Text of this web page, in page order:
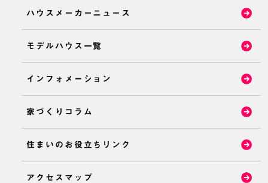
ハウスメーカーニュース
モデルハウス一覧
インフォメーション
家づくりコラム
住まいのお役立ちリンク
アクセスマップ